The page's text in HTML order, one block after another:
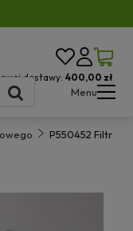
dostawy: 400,00 zł
Menu
P550452 Filtr